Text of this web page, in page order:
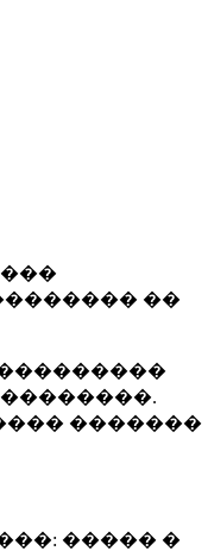
��
�������
����� �